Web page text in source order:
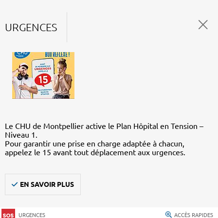
URGENCES
Le CHU de Montpellier active le Plan Hôpital en Tension –
Niveau 1.
Pour garantir une prise en charge adaptée à chacun,
appelez le 15 avant tout déplacement aux urgences.
EN SAVOIR PLUS
URGENCES ACCÈS RAPIDES